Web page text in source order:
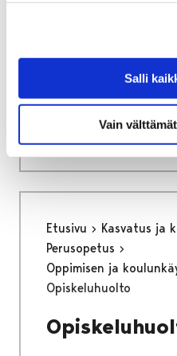
Salli
Vain
Liikuntapaikat
Keskustan uimahalli
Keskustan
Etusivu
Kasvatus ja
Perusopetus
Oppimisen ja
Opiskeluhuolto